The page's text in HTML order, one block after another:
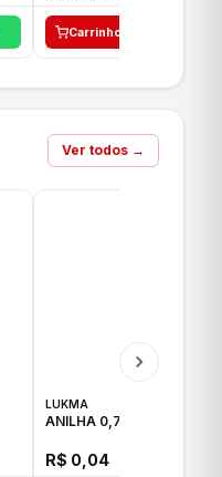
Carrinho
Ver todos →
LUKMA
ANILHA 0,75-1,5MM E
R$ 0,04